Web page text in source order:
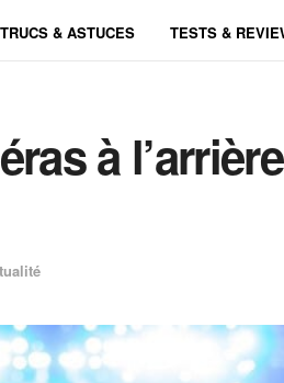
TRUCS & ASTUCES TESTS &
à